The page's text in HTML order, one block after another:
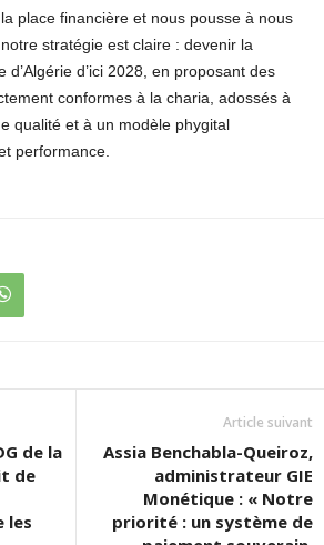
place financière et nous pousse à nous
stratégie est claire : devenir la
d’Algérie d’ici 2028, en proposant des
conformes à la charia, adossés à
qualité et à un modèle phygital
performance.
de la
de
les
Article suivant
Assia Benchabla-Queiroz,
administrateur GIE
Monétique : « Notre
priorité : un système de